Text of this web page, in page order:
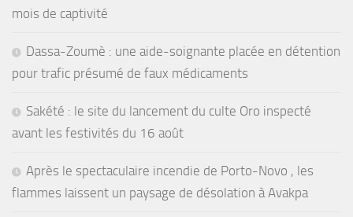
mois de captivité
Dassa-Zoumè : une aide-soignante placée en détention
pour trafic présumé de faux médicaments
Sakété : le site du lancement du culte Oro inspecté
avant les festivités du 16 août
Après le spectaculaire incendie de Porto-Novo , les
flammes laissent un paysage de désolation à Avakpa